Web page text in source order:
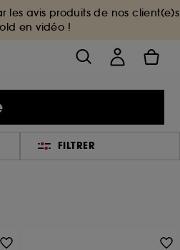
les avis produits de nos client(e)s
en vidéo !
FILTRER